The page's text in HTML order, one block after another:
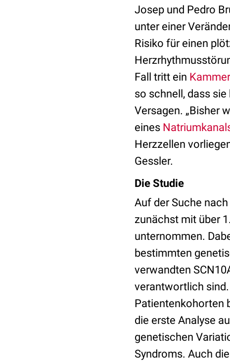
Josep und Pedro
unter einer
Risiko für einen
Fall tritt ein
so schnell, dass
Versagen. „Bisher
eines
Herzzellen
Gessler.
Die Studie
Auf der Suche
zunächst mit über
unternommen.
bestimmten
verwandten
verantwortlich
Patientenkohorten
die erste Analyse
genetischen
Syndroms. Auch